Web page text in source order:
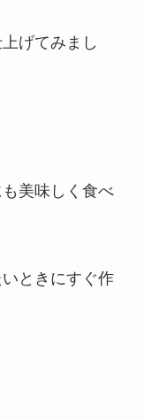
げてみまし
美味しく食べ
ときにすぐ作